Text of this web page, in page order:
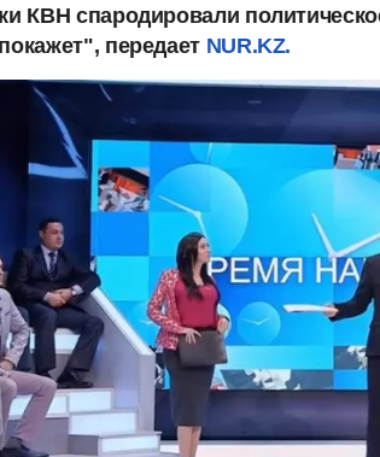
КВН спародировали
передает NUR.KZ.